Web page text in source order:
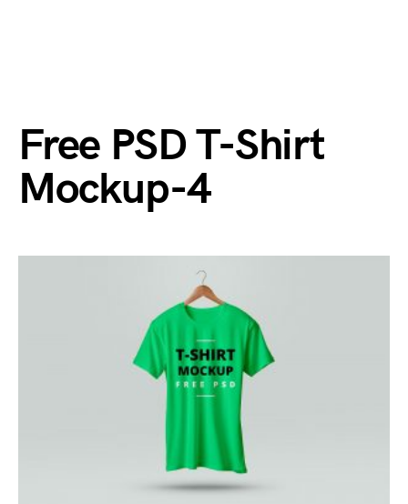
Free PSD T-Shirt
Mockup-4